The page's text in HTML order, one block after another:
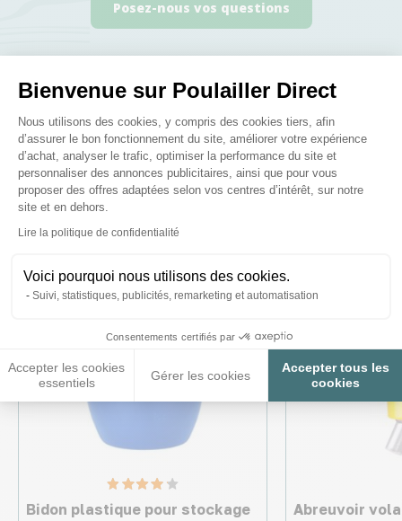
Bienvenue sur Poulailler Direct
Plateforme de Gestion du
Nous utilisons des cookies, y compris des cookies tiers, afin
d’assurer le bon fonctionnement du site, améliorer votre expérience
d’achat, analyser le trafic, optimiser la performance du site et
personnaliser des annonces publicitaires, ainsi que pour vous
proposer des offres adaptées selon vos centres d’intérêt, sur notre
site et en dehors.
Lire la politique de confidentialité
Voici pourquoi nous utilisons des cookies.
Suivi, statistiques, publicités, remarketing et automatisation
Consentements certifiés par
Accepter les cookies
essentiels
Gérer les cookies
Accepter tous les
cookies
Axeptio consent
Posez-nous vos questions
Ces produits peuvent vous
intéresser
♦ SECURITE26
Bidon plastique pour stockage
Abreuvoir